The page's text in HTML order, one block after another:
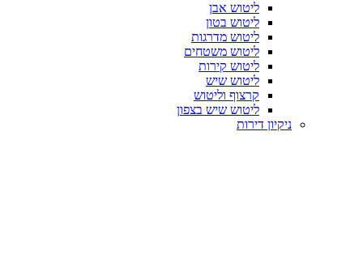
ליטוש אבן
ליטוש בטון
ליטוש מדרגות
ליטוש משטחים
ליטוש קירות
ליטוש שיש
קרצוף וליטוש
ליטוש שיש בצפון
ניקיון דירות